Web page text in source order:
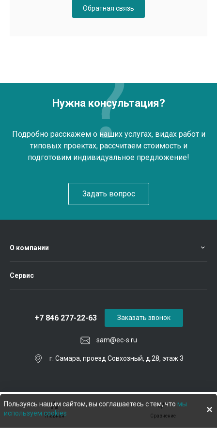
Главная Сравнение
Обратная связь
Нужна консультация?
Подробно расскажем о наших услугах, видах работ и
типовых проектах, рассчитаем стоимость и
подготовим индивидуальное предложение!
Задать вопрос
О компании
Сервис
sam@ec-s.ru
+7 846 277-22-63
г. Самара, проезд Совхозный, д.28, этаж 3
Заказать звонок
Пользуясь нашим сайтом, вы соглашаетесь с тем, что мы
используем cookies